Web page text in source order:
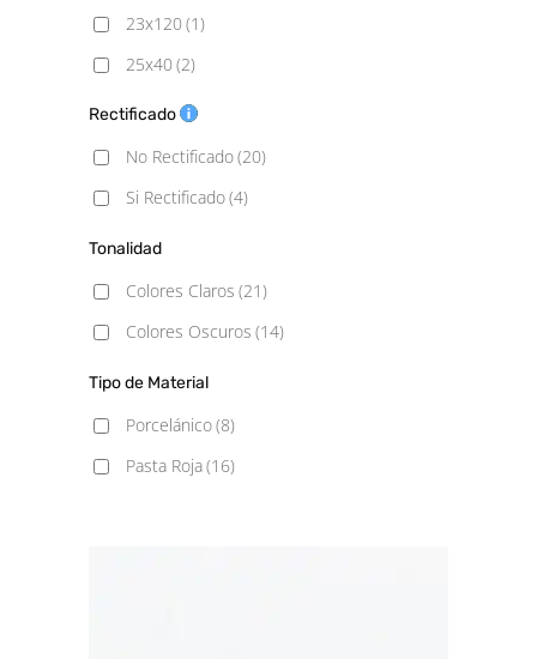
23x120 (1)
25x40 (2)
25X50 (3)
25x75
(1)
30x60
(3)
60x90(1)
60x120 (2)
75x75 (1)
Rectificado
No Rectificado(20)
Si Rectificado(4)
Tonalidad
Colores Claros (21)
Colores Oscuros (14)
Tipo de Material
Porcelánico(8)
Pasta Roja(16)